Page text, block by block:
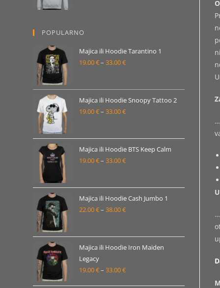
33.00 €
POPULARNO
Majica ili Hoodie Tarantino 1
19.00€– 33.00€Raspon
od
19.00 €
do
Majica ili Hoodie Snoopy Tattoo 2
19.00€– 33.00€Raspon
od
19.00 €
do
Majica ili Hoodie BTS Keep Calm
19.00€– 33.00€Raspon
od
19.00 €
do
Majica ili Hoodie Cash Jumbo 1
22.00€– 38.00€Raspon
od
22.00 €
38.00 €
Majica ili Hoodie Iron Maiden
Legacy
19.00€– 33.00€Raspon